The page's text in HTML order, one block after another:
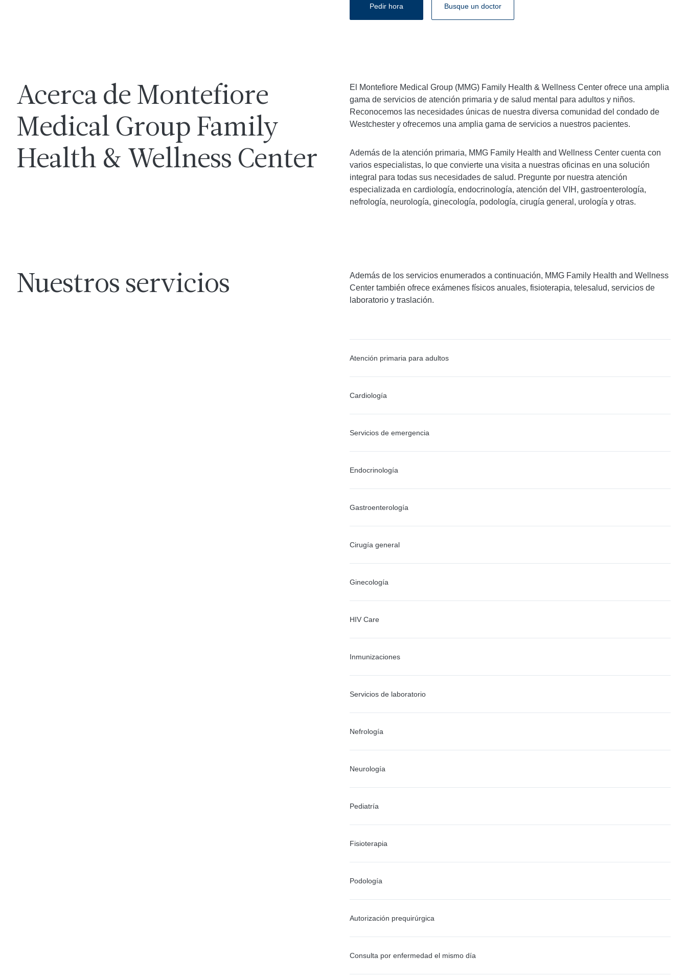
Pedir hora Busque un doctor
Acerca de Montefiore
Medical Group Family
Health & Wellness Center
El Montefiore Medical Group (MMG) Family Health & Wellness Center ofrece una amplia
gama de servicios de atención primaria y de salud mental para adultos y niños.
Reconocemos las necesidades únicas de nuestra diversa comunidad del condado de
Westchester y ofrecemos una amplia gama de servicios a nuestros pacientes.
Además de la atención primaria, MMG Family Health and Wellness Center cuenta con
varios especialistas, lo que convierte una visita a nuestras oficinas en una solución
integral para todas sus necesidades de salud. Pregunte por nuestra atención
especializada en cardiología, endocrinología, atención del VIH, gastroenterología,
nefrología, neurología, ginecología, podología, cirugía general, urología y otras.
Nuestros servicios
Además de los servicios enumerados a continuación, MMG Family Health and Wellness
Center también ofrece exámenes físicos anuales, fisioterapia, telesalud, servicios de
laboratorio y traslación.
Atención primaria para adultos
Cardiología
Servicios de emergencia
Endocrinología
Gastroenterología
Cirugía general
Ginecología
HIV Care
Inmunizaciones
Servicios de laboratorio
Nefrología
Neurología
Pediatría
Fisioterapia
Podología
Autorización prequirúrgica
Consulta por enfermedad el mismo día